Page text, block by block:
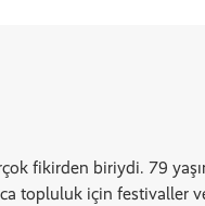
fikirden biriydi. 79
topluluk için festivaller